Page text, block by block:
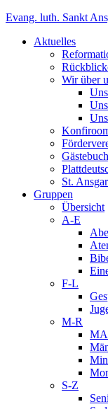
Zum
springen
Evang. luth. Sankt
Aktuelles
Wir über
Gästebuch
St.
Gruppen
Übersicht
A-E
F-L
M-R
S-Z